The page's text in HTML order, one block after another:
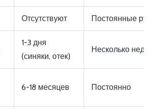
Отсутствуют Постоянные
1-3 дня
(синяки, отек)
Несколько
6-18 месяцев Постоянно